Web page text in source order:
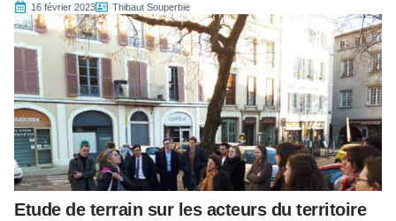
16 février 2023 Thibaut Souperbie
Etude de terrain sur les acteurs du territoire